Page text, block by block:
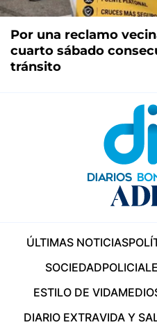
Por una reclamo
cuarto sábado
tránsito
ÚLTIMAS NOTICIAS
SOCIEDAD
ESTILO DE VIDA
DIARIO EXTRAVIDA Y